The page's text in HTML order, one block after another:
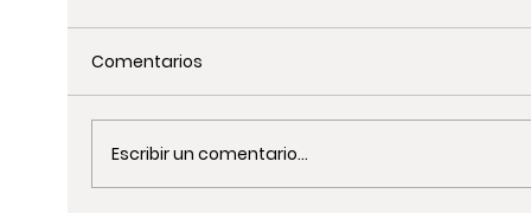
Comentarios
Escribir un comentario...